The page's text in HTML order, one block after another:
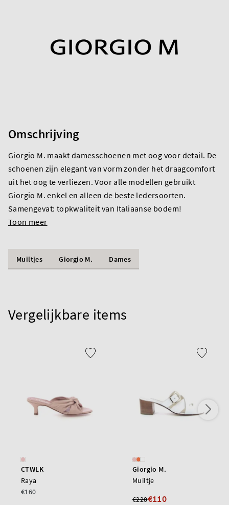
Omschrijving
Giorgio M. maakt damesschoenen met oog voor detail. De
schoenen zijn elegant van vorm zonder het draagcomfort
uit het oog te verliezen. Voor alle modellen gebruikt
Giorgio M. enkel en alleen de beste ledersoorten.
Samengevat: topkwaliteit van Italiaanse bodem!
Toon meer
Muiltjes Giorgio M. Dames
Vergelijkbare items
CTWLK
Raya
€160
Giorgio M.
Muiltje
€220€110